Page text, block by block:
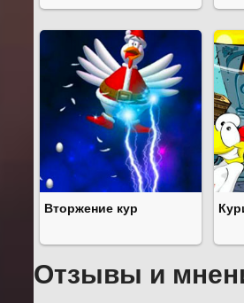
Вторжение кур
Отзывы и